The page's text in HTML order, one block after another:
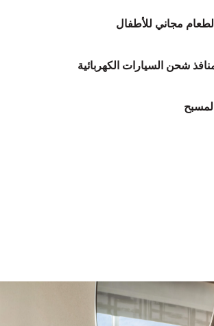
الطعام مجاني للأطفال
منافذ شحن السيارات الكهربائية
المسبح